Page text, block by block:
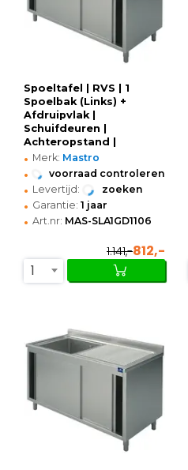
Spoeltafel | RVS | 1
Spoelbak (Links) +
Afdruipvlak |
Schuifdeuren |
Achteropstand |
Voorgemonteerd |
1100x600x850/950(h)mm
• Merk: Mastro
• voorraad controleren
• Levertijd: zoeken
• Garantie: 1 jaar
• Art.nr: MAS-SLA1GD1106
1.141,-812,-
1